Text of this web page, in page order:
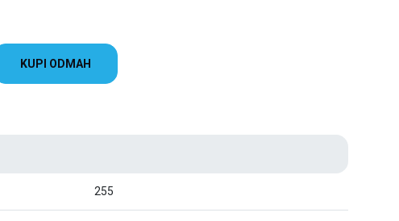
KUPI ODMAH
255